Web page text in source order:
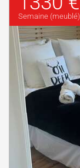
Semaine (meublé)